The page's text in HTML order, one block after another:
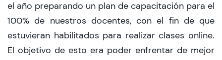
el año preparando un plan de capacitación para el
100% de nuestros docentes, con el fin de que
estuvieran habilitados para realizar clases online.
El objetivo de esto era poder enfrentar de mejor